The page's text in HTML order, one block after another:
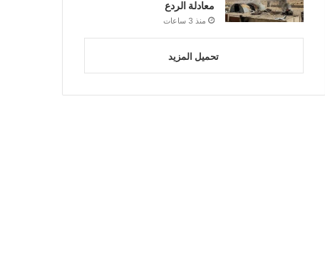
معادلة الردع
منذ 3 ساعات
تحميل المزيد